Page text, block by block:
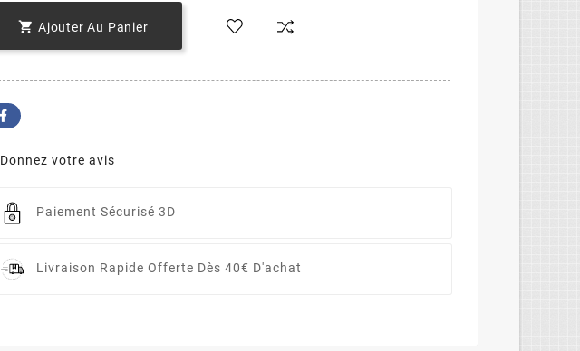
 Ajouter Au Panier
Donnez votre avis
Paiement Sécurisé 3D
Livraison Rapide Offerte Dès 40€ D'achat